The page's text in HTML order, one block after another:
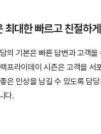
최대한 빠르고 친절하
의 기본은 빠른 답변과 고객을
프라이데이 시즌은 고객을 서
은 인상을 남길 수 있도록 담
다.